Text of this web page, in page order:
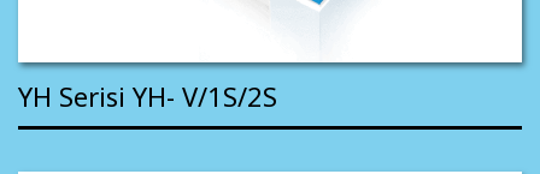
YH Serisi YH- V/1S/2S